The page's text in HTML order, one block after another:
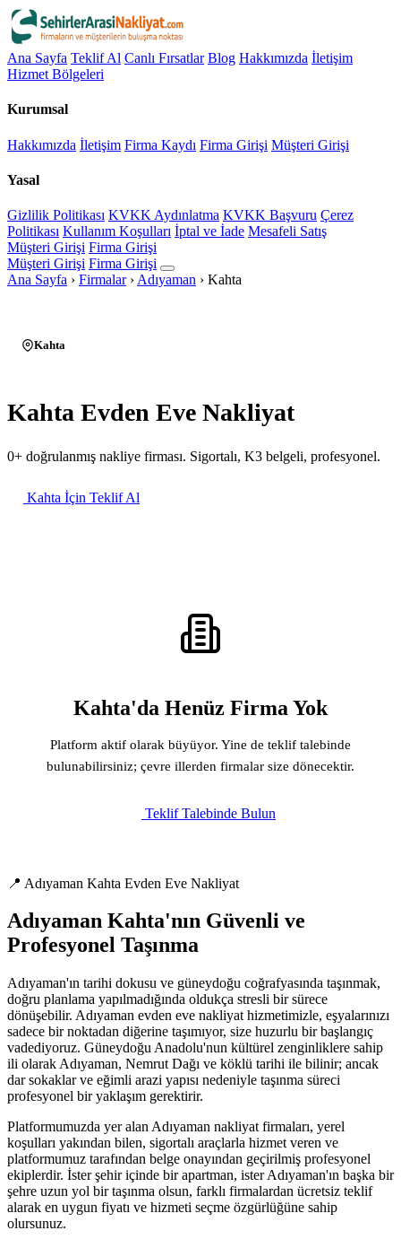
Ana Sayfa Teklif Al Canlı Fırsatlar Blog Hakkımızda İletişim
Hizmet Bölgeleri
Kurumsal
Hakkımızda İletişim Firma Kaydı Firma Girişi Müşteri Girişi
Yasal
Gizlilik Politikası KVKK Aydınlatma KVKK Başvuru Çerez
Politikası Kullanım Koşulları İptal ve İade Mesafeli Satış
Müşteri Girişi Firma Girişi
Müşteri Girişi Firma Girişi
Ana Sayfa › Firmalar › Adıyaman › Kahta
Kahta
Kahta Evden Eve Nakliyat
0+ doğrulanmış nakliye firması. Sigortalı, K3 belgeli, profesyonel.
Kahta İçin Teklif Al
Kahta'da Henüz Firma Yok
Platform aktif olarak büyüyor. Yine de teklif talebinde
bulunabilirsiniz; çevre illerden firmalar size dönecektir.
Teklif Talebinde Bulun
📍 Adıyaman Kahta Evden Eve Nakliyat
Adıyaman Kahta'nın Güvenli ve
Profesyonel Taşınma
Adıyaman'ın tarihi dokusu ve güneydoğu coğrafyasında taşınmak,
doğru planlama yapılmadığında oldukça stresli bir sürece
dönüşebilir. Adıyaman evden eve nakliyat hizmetimizle, eşyalarınızı
sadece bir noktadan diğerine taşımıyor, size huzurlu bir başlangıç
vadediyoruz. Güneydoğu Anadolu'nun kültürel zenginliklere sahip
ili olarak Adıyaman, Nemrut Dağı ve köklü tarihi ile bilinir; ancak
dar sokaklar ve eğimli arazi yapısı nedeniyle taşınma süreci
profesyonel bir yaklaşım gerektirir.
Platformumuzda yer alan Adıyaman nakliyat firmaları, yerel
koşulları yakından bilen, sigortalı araçlarla hizmet veren ve
platformumuz tarafından belge onayından geçirilmiş profesyonel
ekiplerdir. İster şehir içinde bir apartman, ister Adıyaman'ın başka bir
şehre uzun yol bir taşınma olsun, farklı firmalardan ücretsiz teklif
alarak en uygun fiyatı ve hizmeti seçme özgürlüğüne sahip
olursunuz.